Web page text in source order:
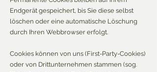
Endgerät gespeichert, bis Sie diese selbst
löschen oder eine automatische Löschung
durch Ihren Webbrowser erfolgt.
Cookies können von uns (First-Party-Cookies)
oder von Drittunternehmen stammen (sog.